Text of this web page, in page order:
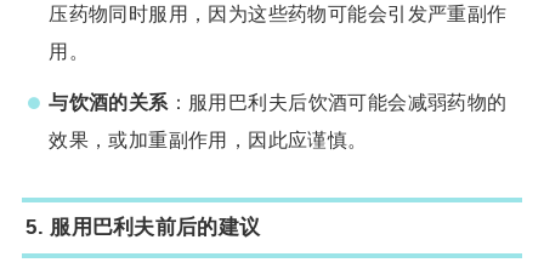
压药物同时服用，因为这些药物可能会引发严重副作
用。
与饮酒的关系 ：服用巴利夫后饮酒可能会减弱药物的
效果，或加重副作用，因此应谨慎。
5. 服用巴利夫前后的建议